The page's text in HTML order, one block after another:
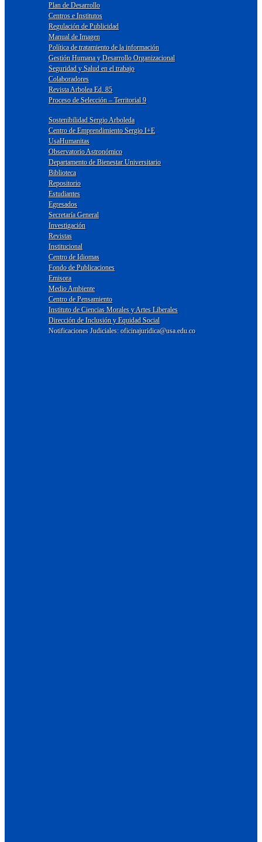
Plan de Desarrollo
Centros e Institutos
Regulación de Publicidad
Manual de Imagen
Política de tratamiento de la información
Gestión Humana y Desarrollo Organizacional
Seguridad y Salud en el trabajo
Colaboradores
Revista Arbolea Ed. 85
Proceso de Selección – Territorial 9
Sostenibilidad Sergio Arboleda
Centro de Emprendimiento Sergio I+E
UsaHumanitas
Observatorio Astronómico
Departamento de Bienestar Universitario
Biblioteca
Repositorio
Estudiantes
Egresados
Secretaría General
Investigación
Revistas
Institucional
Centro de Idiomas
Fondo de Publicaciones
Emisora
Medio Ambiente
Centro de Pensamiento
Instituto de Ciencias Morales y Artes Liberales
Dirección de Inclusión y Equidad Social
Notificaciones Judiciales: oficinajuridica@usa.edu.co